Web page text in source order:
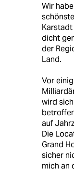
Wir
dicht
der
Land.
Vor
wird
auf
Die
Grand
sicher
mich an